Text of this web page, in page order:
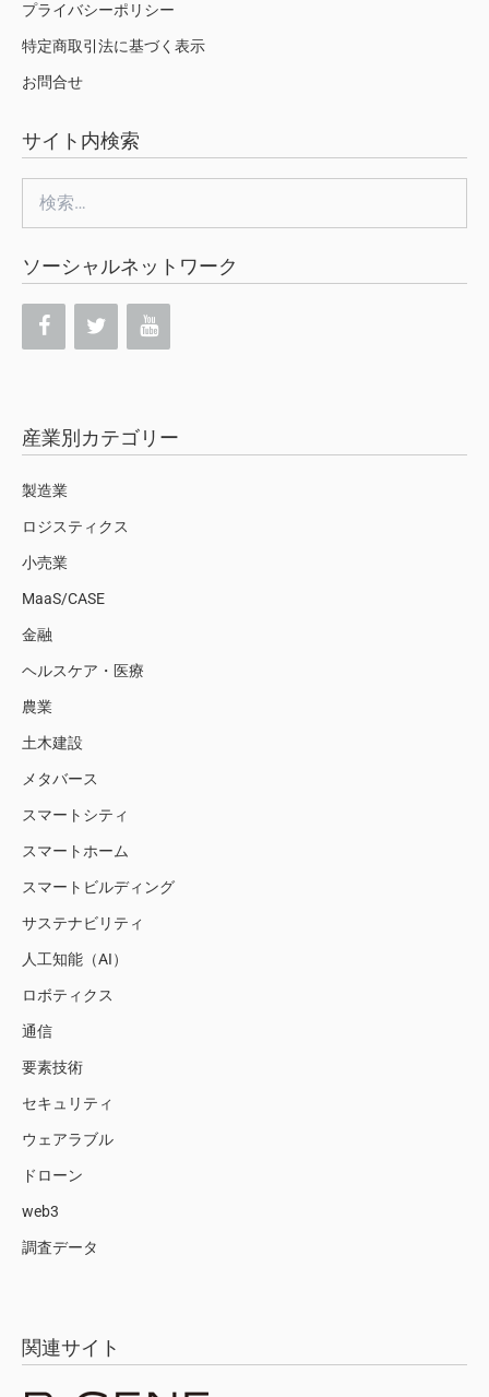
プライバシーポリシー
特定商取引法に基づく表示
お問合せ
サイト内検索
索:
ソーシャルネットワーク
産業別カテゴリー
製造業
ロジスティクス
小売業
MaaS/CASE
金融
ヘルスケア・医療
農業
土木建設
メタバース
スマートシティ
スマートホーム
スマートビルディング
サステナビリティ
人工知能（AI）
ロボティクス
通信
要素技術
セキュリティ
ウェアラブル
ドローン
web3
調査データ
関連サイト